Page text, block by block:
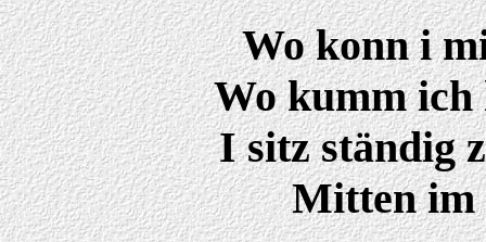
Wo konn i
Wo kumm ich
I sitz ständig
Mitten im